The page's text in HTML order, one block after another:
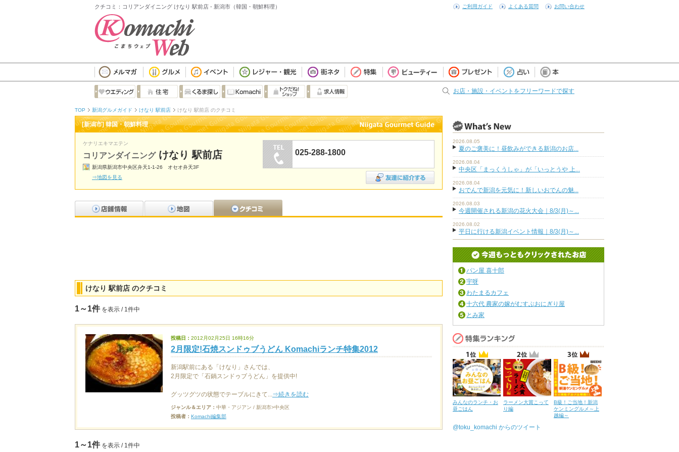
クチコミ：コリアンダイニング けなり 駅前店 - 新潟市（韓国・朝鮮料理） ご利用ガイド よくある質問 お問い合わせ
お店・施設・イベントをフリーワードで探す
TOP 新潟グルメガイド けなり 駅前店 けなり 駅前店 のクチコミ
[新潟市] 韓国・朝鮮料理
ケナリエキマエテン
コリアンダイニングけなり 駅前店
新潟県新潟市中央区弁天1-1-26 オセオ弁天3F
⇒地図を見る
025-288-1800
けなり 駅前店 のクチコミ
1～1件 を表示 / 1件中
投稿日： 2012月02月25日 16時16分
2月限定!石焼スンドゥブうどん Komachiランチ特集2012
新潟駅前にある「けなり」さんでは、
2月限定で「石鍋スンドゥブうどん」を提供中!
グッツグツの状態でテーブルにきて...⇒続きを読む
ジャンル＆エリア： 中華・アジアン / 新潟市>中央区
投稿者： Komachi編集部
1～1件 を表示 / 1件中
2026.08.05
夏のご褒美に！昼飲みができる新潟のお店...
2026.08.04
中央区「まっくうしゃ」が「いっとうや 上...
2026.08.04
おでんで新潟を元気に！新しいおでんの魅...
2026.08.03
今週開催される新潟の花火大会｜8/3(月)～...
2026.08.02
平日に行ける新潟イベント情報｜8/3(月)～...
パン屋 喜十郎
宇呀
わたまるカフェ
十六代 農家の嫁がむすぶおにぎり屋
とみ家
みんなのランチ・お
昼ごはん
ラーメン大賞こって
り編
B級！ご当地！新潟
ケンミングルメ～上
越編～
@toku_komachi からのツイート